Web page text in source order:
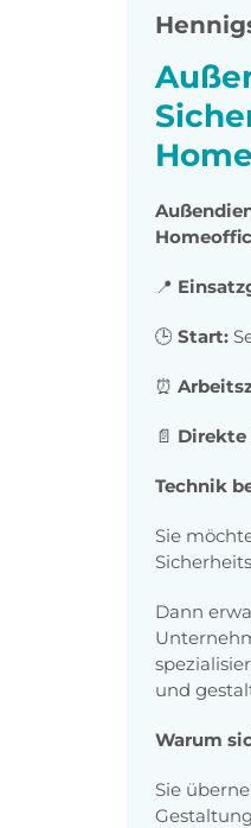
📍
🕒 Start:
⏰
📄 Direkte
Technik
Sie
Dann
und
Warum
Sie